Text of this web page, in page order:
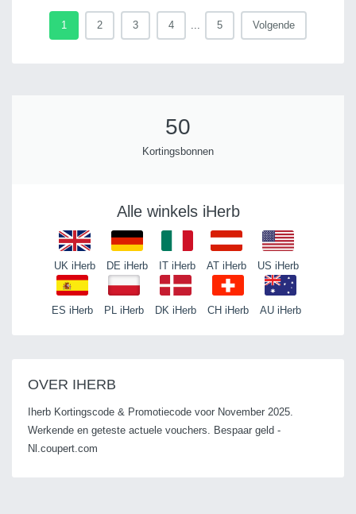
1 2 3 4 ... 5 Volgende
50
Kortingsbonnen
Alle winkels iHerb
UK iHerb DE iHerb IT iHerb AT iHerb US iHerb
ES iHerb PL iHerb DK iHerb CH iHerb AU iHerb
OVER IHERB
Iherb Kortingscode & Promotiecode voor November 2025.
Werkende en geteste actuele vouchers. Bespaar geld -
Nl.coupert.com